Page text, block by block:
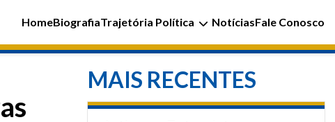
HomeBiografiaTrajetória Política NotíciasFale Conosco
MAIS RECENTES